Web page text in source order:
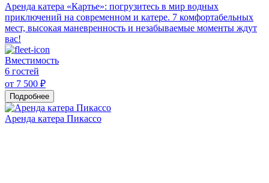
Аренда катера «Картье»: погрузитесь в мир водных
приключений на современном и катере. 7 комфортабельных
мест, высокая маневренность и незабываемые моменты ждут
вас!
Вместимость
6 гостей
от 7 500 ₽
Подробнее
Аренда катера Пикассо